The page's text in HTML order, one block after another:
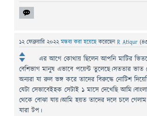
12 ফেব্রুয়ারি 2022 মন্তব্য করা হয়েছেকরেছেনR Atiqur (
এর আগে কোথায় ছিলেন আপনি মাটির
বেশিভাগ মানুষ এভাবে পয়েন্ট তুলেছে।সততার
অন্যরা যা রুল ভঙ্গ করে তাদের বিরুদ্ধে নোটিশ
যেটা সেভাবেইহক সেটাই ১ মাসে দেখেছি
থেকে বোঝা যায়।আমি হয়ত তাদের দলে চলে
যারা টপ।